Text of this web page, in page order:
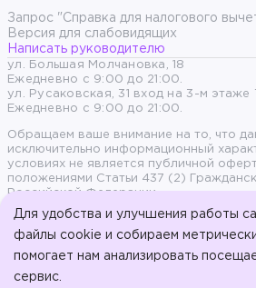
Запрос "Справка для налогового
Версия для слабовидящих
Написать руководителю
ул. Большая Молчановка, 18
Ежедневно с 9:00 до 21:00.
ул. Русаковская, 31 вход на 3-м
Ежедневно с 9:00 до 21:00.
Обращаем ваше внимание на то, что
исключительно информационный
условиях не является публичной
положениями Статьи 437 (2)
Российской Федерации.
Продолжая пользоваться сайтом, вы
конфиденциальности.
Для удобства и улучшения работы
файлы cookie и собираем
помогает нам анализировать
сервис.